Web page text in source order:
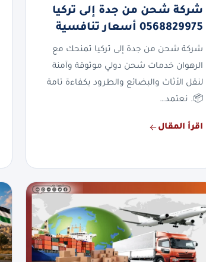
شركة شحن من جدة إلى تركيا
0568829975 أسعار تنافسية
شركة شحن من جدة إلى تركيا تمنحك مع
الرهوان خدمات شحن دولي موثوقة وآمنة
لنقل الأثاث والبضائع والطرود بكفاءة تامة
📦. نعتمد…
اقرأ المقال